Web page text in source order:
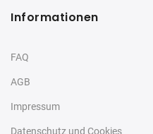
Informationen
FAQ
AGB
Impressum
Datenschutz und Cookies